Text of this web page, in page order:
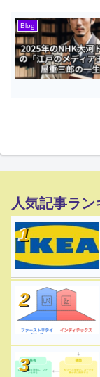
Blog
人気記事ラン